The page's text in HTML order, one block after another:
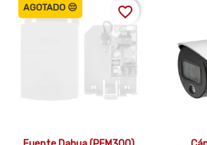
Vista rápida
AGOTADO 😔 favorite_border